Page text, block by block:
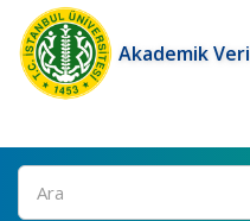
Akademik
Ara